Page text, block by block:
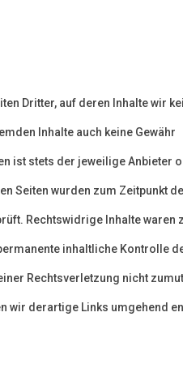
Dritter, auf deren Inhalte wir
Inhalte auch keine Gewähr
ist stets der jeweilige Anbieter
Seiten wurden zum Zeitpunkt
Rechtswidrige Inhalte waren
inhaltliche Kontrolle
Rechtsverletzung nicht
wir derartige Links umgehend